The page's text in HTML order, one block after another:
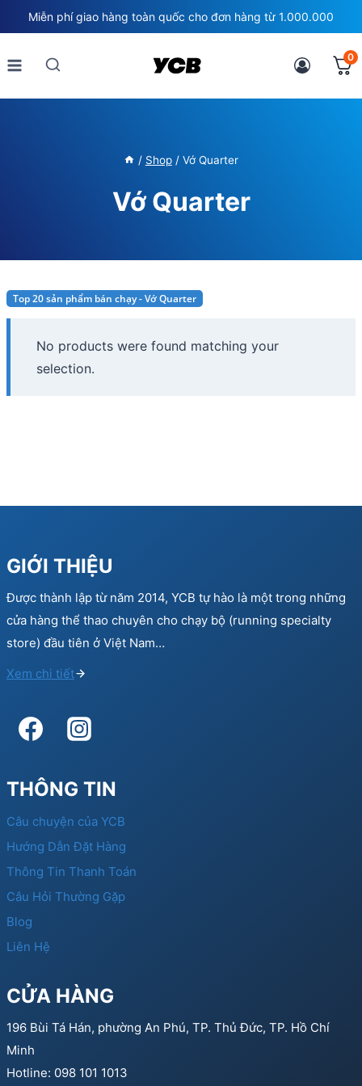
to
content
Miễn phí giao hàng toàn quốc cho đơn hàng từ 1.000.000
0
/ Shop / Vớ Quarter
Vớ Quarter
Top 20 sản phẩm bán chạy - Vớ Quarter
No products were found matching your
selection.
GIỚI THIỆU
Được thành lập từ năm 2014, YCB tự hào là một trong những
cửa hàng thể thao chuyên cho chạy bộ (running specialty
store) đầu tiên ở Việt Nam…
Xem chi tiết
THÔNG TIN
Câu chuyện của YCB
Hướng Dẫn Đặt Hàng
Thông Tin Thanh Toán
Câu Hỏi Thường Gặp
Blog
Liên Hệ
CỬA HÀNG
196 Bùi Tá Hán, phường An Phú, TP. Thủ Đức, TP. Hồ Chí
Minh
Hotline: 098 101 1013